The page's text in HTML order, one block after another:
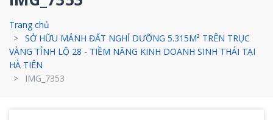
Trang chủ
SỞ HỮU MẢNH ĐẤT NGHỈ DƯỠNG 5.315M² TRÊN TRỤC
VÀNG TỈNH LỘ 28 - TIỀM NĂNG KINH DOANH SINH THÁI TẠI
HÀ TIÊN
IMG_7353